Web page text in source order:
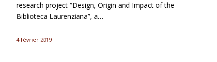
research project “Design, Origin and Impact of the
Biblioteca Laurenziana”, a…
4 février 2019